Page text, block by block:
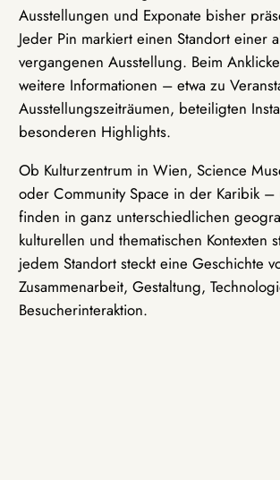
Ausstellungen und Exponate bisher
Jeder Pin markiert einen Standort einer
vergangenen Ausstellung. Beim
weitere Informationen – etwa zu
Ausstellungszeiträumen, beteiligten
besonderen Highlights.
Ob Kulturzentrum in Wien, Science
oder Community Space in der Karibik –
finden in ganz unterschiedlichen
kulturellen und thematischen Kontexten
jedem Standort steckt eine Geschichte
Zusammenarbeit, Gestaltung,
Besucherinteraktion.